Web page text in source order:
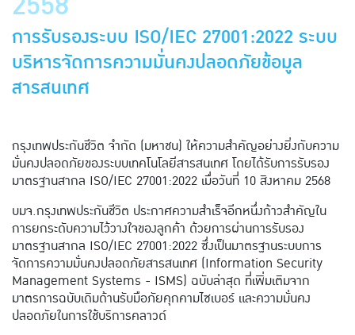
การรับรองระบบ ISO/IEC 27001:2022 ระบบ
บริหารจัดการความมั่นคงปลอดภัยข้อมูล
สารสนเทศ
กรุงเทพประกันชีวิต จำกัด (มหาชน) ให้ความสำคัญอย่างยิ่งกับความ
มั่นคงปลอดภัยของระบบเทคโนโลยีสารสนเทศ โดยได้รับการรับรอง
มาตรฐานสากล ISO/IEC 27001:2022 เมื่อวันที่ 10 สิงหาคม 2568
บมจ.กรุงเทพประกันชีวิต ประกาศความสำเร็จอีกหนึ่งก้าวสำคัญใน
การยกระดับความไว้วางใจของลูกค้า ด้วยการผ่านการรับรอง
มาตรฐานสากล ISO/IEC 27001:2022 ซึ่งเป็นมาตรฐานระบบการ
จัดการความมั่นคงปลอดภัยสารสนเทศ (Information Security
Management Systems - ISMS) ฉบับล่าสุด ที่เพิ่มเติมจาก
มาตรการฉบับเดิมด้านรับมือภัยคุกคามไซเบอร์ และความมั่นคง
ปลอดภัยในการใช้บริการคลาวด์